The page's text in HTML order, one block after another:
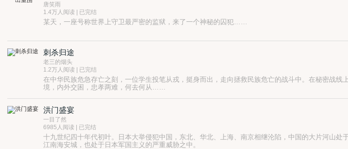
唐笑雨
1.4万人阅读 | 已完结
某天，一座号称世界上守卫最严密的监狱，来了一个神秘的囚犯……
刺杀归途
老三的烟头
1.2万人阅读 | 已完结
在中华民族危急存亡之刻，一位学生投笔从戎，挺身而出，走向拯救民族危亡的战斗中。在秘密战
境，内外交困，忠孝两难，何去何从……
洪门盛宴
一目了然
6985人阅读 | 已完结
十九世纪四十年代初叶。日本大举侵犯中国，东北、华北、上海、南京相继沦陷，中国的大片河山处
江南海安城，也处于日本军国主义的严重威胁之中。